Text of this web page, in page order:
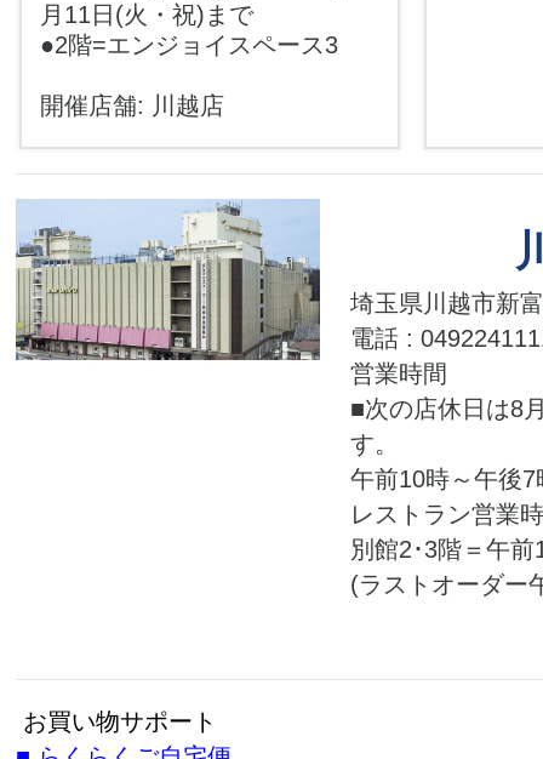
月11日(火・祝)まで
●2階=エンジョイスペース3
開催店舗: 川越店
埼玉県川越市新
電話 :
営業時間
■次の店休日は8
す。
午前10時～午後7
レストラン営業
別館2･3階＝午
(ラストオーダー
お買い物サポート